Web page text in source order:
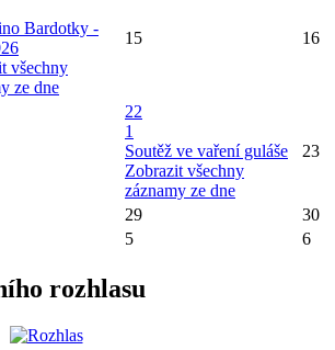
Bardotky -
všechny
ze dne
15 16
22
1
Soutěž ve vaření guláše
Zobrazit všechny
záznamy ze dne
23
29
30
5 6
rozhlasu